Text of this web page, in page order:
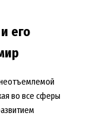
его
неотъемлемой
во все сферы